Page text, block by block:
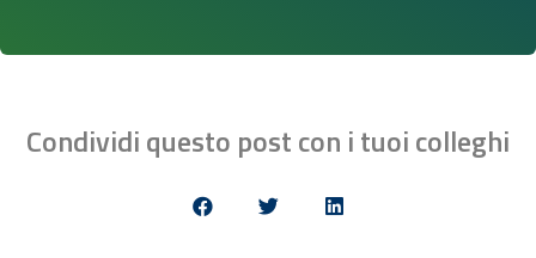
Condividi questo post con i tuoi colleghi